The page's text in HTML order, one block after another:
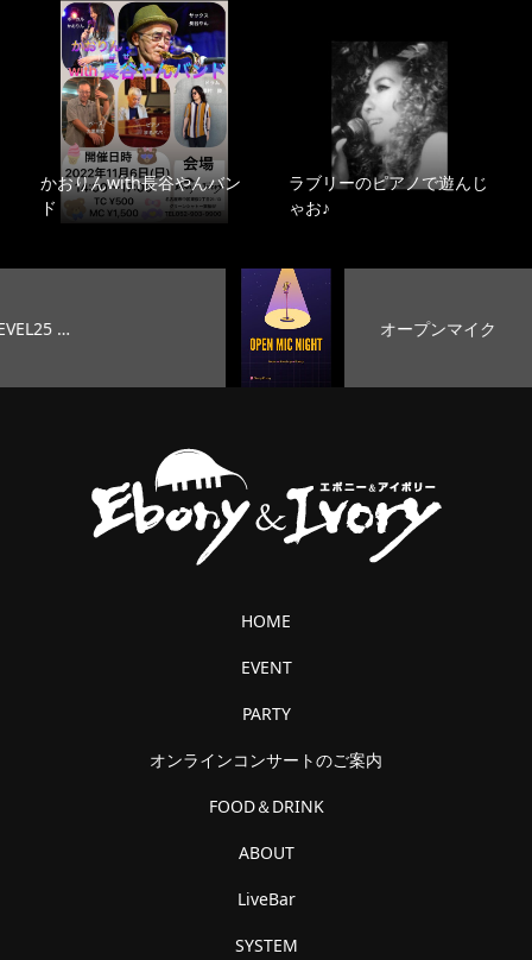
かおりんwith長谷やんバン
ド
ラブリーのピアノで遊んじ
ゃお♪
オープンマイク
HOME
EVENT
PARTY
オンラインコンサートのご案内
FOOD＆DRINK
ABOUT
LiveBar
SYSTEM